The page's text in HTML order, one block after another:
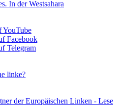
In der Westsahara
YouTube
Facebook
Telegram
linke?
der Europäischen Linken - Lese